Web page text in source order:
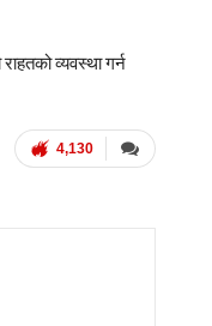
व्यवस्था गर्न
4,130